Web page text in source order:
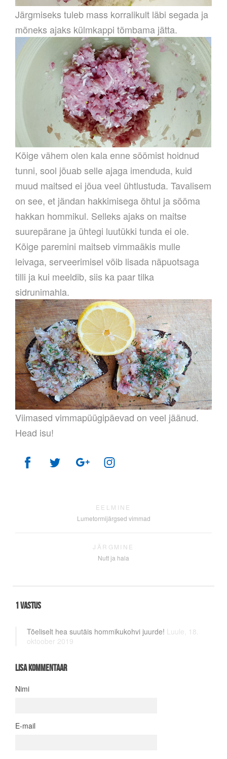
Järgmiseks tuleb mass korralikult läbi segada ja
mõneks ajaks külmkappi tõmbama jätta.
Kõige vähem olen kala enne söömist hoidnud
tunni, sool jõuab selle ajaga imenduda, kuid
muud maitsed ei jõua veel ühtlustuda. Tavalisem
on see, et jändan hakkimisega õhtul ja sööma
hakkan hommikul. Selleks ajaks on maitse
suurepärane ja ühtegi luutükki tunda ei ole.
Kõige paremini maitseb vimmaäkis mulle
leivaga, serveerimisel võib lisada näpuotsaga
tilli ja kui meeldib, siis ka paar tilka
sidrunimahla.
Viimased vimmapüügipäevad on veel jäänud.
Head isu!
EELMINE
Lumetormijärgsed vimmad
JÄRGMINE
Nutt ja hala
1 vastus
Tõeliselt hea suutäis hommikukohvi juurde! Luule, 18.
oktoober 2019
Lisa kommentaar
Nimi
E-mail